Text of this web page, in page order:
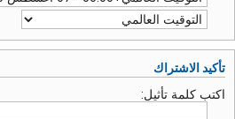
تأكيد الاشتراك
اكتب كلمة تأثيل: